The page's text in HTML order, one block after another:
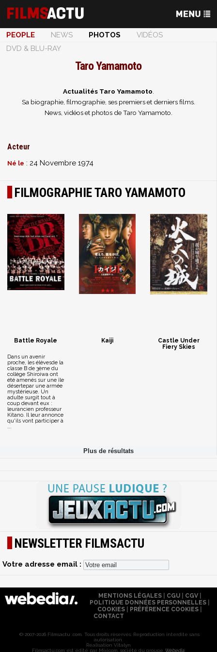
PEOPLE NEWS PHOTOS
VIDÉOS
DVD & BLU-RAY
Taro Yamamoto
Actualités Taro Yamamoto
Sa biographie, filmographie, ses premiers et derniers films.
News, vidéos et photos de Taro Yamamoto.
Acteur
Né le : 24 Novembre 1974
FILMOGRAPHIE TARO YAMAMOTO
Battle Royale
Dans un avenir
proche, les élèvesde la
classe B de 3ème du
collège Shiroiwa ont
été amenés sur une île
désertepar une armée
mystérieuse. Un
adulte surgit tout à
coup devant eux :
leurancien professeur
Kitano. Il leur annonce
qu'ils vont participer à
...
Kaiji
Castle Under
Fiery Skies
NEWSLETTER FILMSACTU
Votre adresse email :
MENTIONS LÉGALES| CGU| CGV|
POLITIQUE DONNÉES PERSONNELLES
COOKIES
PRÉFÉRENCE COOKIES
CONTACT
© 2007-2026 Filmsactu .com. Tous droits réservés. Reproduction interdite sans
autorisation.
Réalisation Vitalyn
Filmsactu .com est édité par Mixicom, société du groupe Webedia.